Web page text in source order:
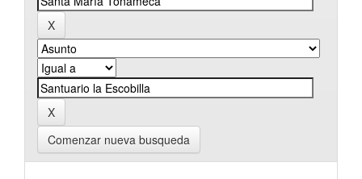
Comenzar nueva busqueda